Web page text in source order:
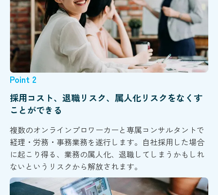
Point 2
採用コスト、退職リスク、属人化リスクをなくす
ことができる
複数のオンラインプロワーカーと専属コンサルタントで
経理・労務・事務業務を遂行します。自社採用した場合
に起こり得る、業務の属人化、退職してしまうかもしれ
ないというリスクから解放されます。